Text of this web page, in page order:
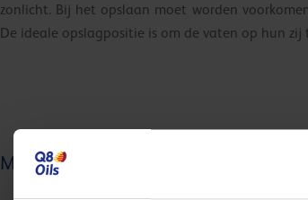
zonlicht. Bij het opslaan moet worden
De ideale opslagpositie is om de vaten op hun
Mengen